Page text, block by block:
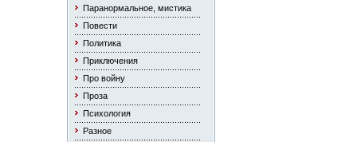
Паранормальное, мистика
Повести
Политика
Приключения
Про войну
Проза
Психология
Разное